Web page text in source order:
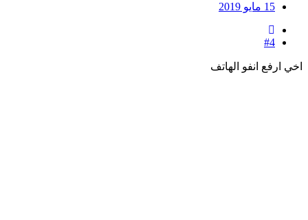
15 مايو 2019
#4
اخي ارفع انفو الهاتف